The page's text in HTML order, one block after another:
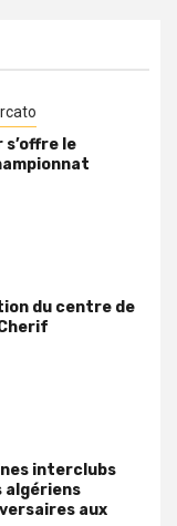
s’offre le
du centre de
interclubs
algériens
aux